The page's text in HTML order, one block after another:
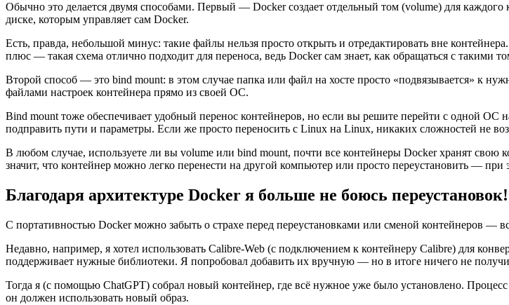
Обычно это делается двумя способами. Первый — Docker создает отдельный том (volume) для
диске, которым управляет сам Docker.
Есть, правда, небольшой минус: такие файлы нельзя просто открыть и отредактировать вне
плюс — такая схема отлично подходит для переноса, ведь Docker сам знает, как обращаться с такими
Второй способ — это bind mount: в этом случае папка или файл на хосте просто «подвязывается» к
файлами настроек контейнера прямо из своей ОС.
Bind mount тоже обеспечивает удобный перенос контейнеров, но если вы решите перейти с одной
подправить пути и параметры. Если же просто переносить с Linux на Linux, никаких сложностей не
В любом случае, используете ли вы volume или bind mount, почти все контейнеры Docker хранят
значит, что контейнер можно легко перенести на другой компьютер или просто переустановить — при
Благодаря архитектуре Docker я больше не боюсь переустановок!
С портативностью Docker можно забыть о страхе перед переустановками или сменой контейнеров —
Недавно, например, я хотел использовать Calibre-Web (с подключением к контейнеру Calibre) для
поддерживает нужные библиотеки. Я попробовал добавить их вручную — но в итоге ничего не
Тогда я (с помощью ChatGPT) собрал новый контейнер, где всё нужное уже было установлено.
он должен использовать новый образ.